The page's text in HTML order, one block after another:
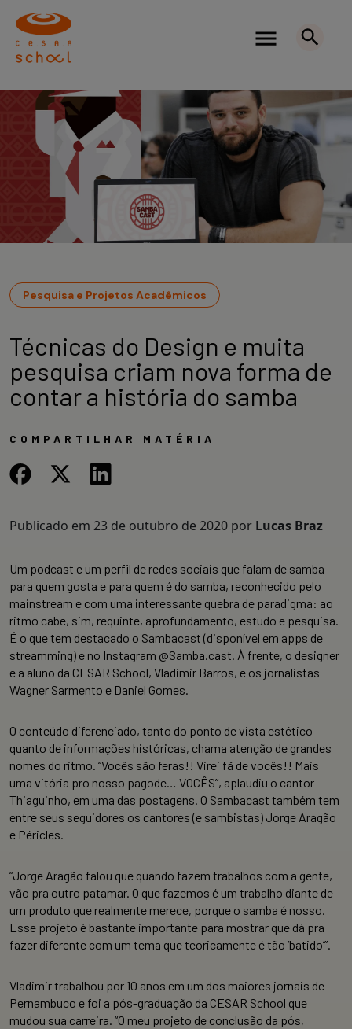
Pesquisa e Projetos Acadêmicos
Técnicas do Design e muita
pesquisa criam nova forma de
contar a história do samba
COMPARTILHAR MATÉRIA
Publicado em 23 de outubro de 2020 por Lucas Braz
Um podcast e um perfil de redes sociais que falam de samba
para quem gosta e para quem é do samba, reconhecido pelo
mainstream e com uma interessante quebra de paradigma: ao
ritmo cabe, sim, requinte, aprofundamento, estudo e pesquisa.
É o que tem destacado o Sambacast (disponível em apps de
streamming) e no Instagram @Samba.cast. À frente, o designer
e a aluno da CESAR School, Vladimir Barros, e os jornalistas
Wagner Sarmento e Daniel Gomes.
O conteúdo diferenciado, tanto do ponto de vista estético
quanto de informações históricas, chama atenção de grandes
nomes do ritmo. “Vocês são feras!! Virei fã de vocês!! Mais
uma vitória pro nosso pagode… VOCÊS”, aplaudiu o cantor
Thiaguinho, em uma das postagens. O Sambacast também tem
entre seus seguidores os cantores (e sambistas) Jorge Aragão
e Péricles.
“Jorge Aragão falou que quando fazem trabalhos com a gente,
vão pra outro patamar. O que fazemos é um trabalho diante de
um produto que realmente merece, porque o samba é nosso.
Esse projeto é bastante importante para mostrar que dá pra
fazer diferente com um tema que teoricamente é tão ‘batido’”.
Vladimir trabalhou por 10 anos em um dos maiores jornais de
Pernambuco e foi a pós-graduação da CESAR School que
mudou sua carreira. “O meu projeto de conclusão da pós,